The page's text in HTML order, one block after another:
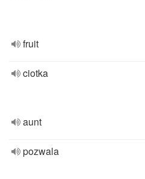
fruit
ciotka
aunt
pozwala